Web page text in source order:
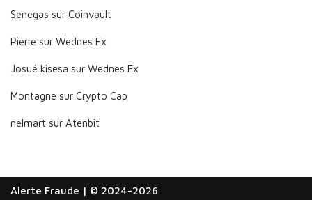
Senegas sur Coinvault
Pierre sur Wednes Ex
Josué kisesa sur Wednes Ex
Montagne sur Crypto Cap
nelmart sur Atenbit
Alerte Fraude | © 2024-2026